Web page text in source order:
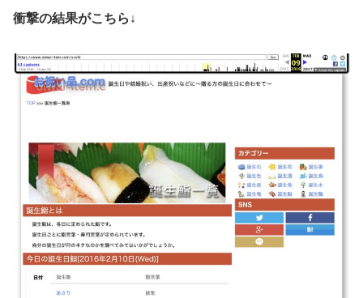
衝撃の結果がこちら ↓